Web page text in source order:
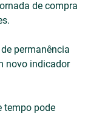
de compra
permanência
novo indicador
tempo pode